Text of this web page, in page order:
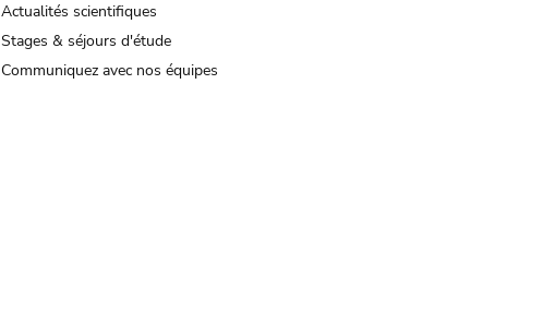
Actualités scientifiques
Stages & séjours d'étude
Communiquez avec nos équipes